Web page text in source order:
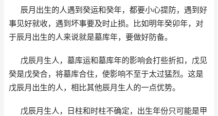
辰月出生的人遇到癸运和癸年，都要小心提防，遇到好
事见好就收，遇到坏事要及时止损。比如明年癸卯年，对
于辰月出生的人来说就是墓库年，要做好防备。
戊辰月生人，墓库运和墓库年的影响会打些折扣，戊见
癸是戊癸合，将墓库合住，使影响不至于太过猛烈。这是
戊辰月出生的人，相比其他辰月生人的一点优势。
戊辰月生人，日柱和时柱不确定，出生年份只可能是甲